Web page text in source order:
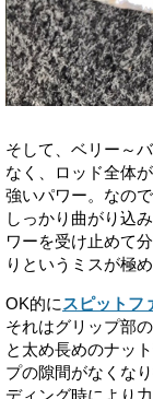
そして、ベリー～
なく、ロッド全体
強いパワー。なの
しっかり曲がり込
ワーを受け止めて
りというミスが極
OK的に スピットフ
それはグリップ部
と太め長めのナッ
プの隙間がなくな
ディング時により